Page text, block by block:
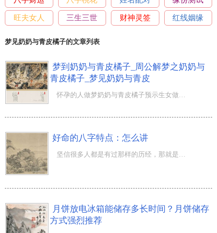
旺夫女人 三生三世 财神灵签 红线姻缘
梦见奶奶与青皮橘子的文章列表
梦到奶奶与青皮橘子_周公解梦之奶奶与
青皮橘子_梦见奶奶与青皮
怀孕的人做梦奶奶与青皮橘子预示生女做生意的人做梦奶奶与青皮橘子代表顺利得财慎防过刚冲动败事恋爱中的人
好命的八字特点：怎么讲
坚信很多人都是有过那样的历经，那就是期待自身可以荣华富贵一生。但并不是每一个人生道路来都是会有好命的
月饼放电冰箱能储存多长时间？月饼储存
方式强烈推荐